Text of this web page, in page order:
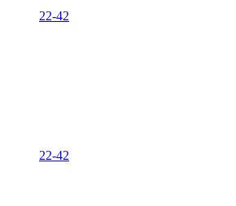
22-42
22-42